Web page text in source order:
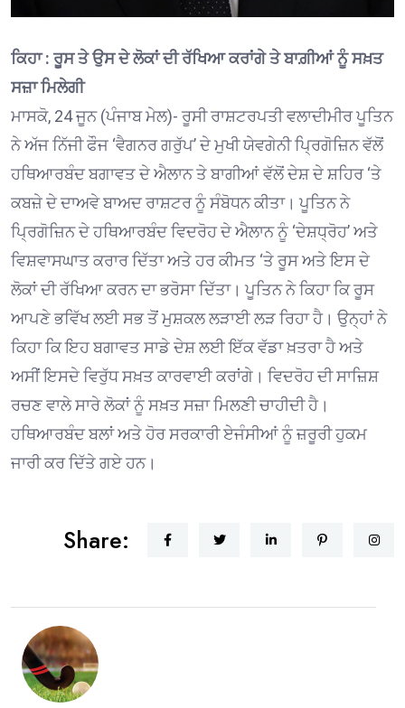
ਕਿਹਾ : ਰੂਸ ਤੇ ਉਸ ਦੇ ਲੋਕਾਂ ਦੀ ਰੱਖਿਆ ਕਰਾਂਗੇ ਤੇ ਬਾਗ਼ੀਆਂ ਨੂੰ ਸਖ਼ਤ
ਸਜ਼ਾ ਮਿਲੇਗੀ
ਮਾਸਕੋ, 24 ਜੂਨ (ਪੰਜਾਬ ਮੇਲ)- ਰੂਸੀ ਰਾਸ਼ਟਰਪਤੀ ਵਲਾਦੀਮੀਰ ਪੂਤਿਨ
ਨੇ ਅੱਜ ਨਿੱਜੀ ਫੌਜ ‘ਵੈਗਨਰ ਗਰੁੱਪ’ ਦੇ ਮੁਖੀ ਯੇਵਗੇਨੀ ਪ੍ਰਿਗੋਜ਼ਿਨ ਵੱਲੋਂ
ਹਥਿਆਰਬੰਦ ਬਗਾਵਤ ਦੇ ਐਲਾਨ ਤੇ ਬਾਗੀਆਂ ਵੱਲੋਂ ਦੇਸ਼ ਦੇ ਸ਼ਹਿਰ ‘ਤੇ
ਕਬਜ਼ੇ ਦੇ ਦਾਅਵੇ ਬਾਅਦ ਰਾਸ਼ਟਰ ਨੂੰ ਸੰਬੋਧਨ ਕੀਤਾ। ਪੂਤਿਨ ਨੇ
ਪ੍ਰਿਗੋਜ਼ਿਨ ਦੇ ਹਥਿਆਰਬੰਦ ਵਿਦਰੋਹ ਦੇ ਐਲਾਨ ਨੂੰ ‘ਦੇਸ਼ਧ੍ਰੋਹ’ ਅਤੇ
ਵਿਸ਼ਵਾਸਘਾਤ ਕਰਾਰ ਦਿੱਤਾ ਅਤੇ ਹਰ ਕੀਮਤ ‘ਤੇ ਰੂਸ ਅਤੇ ਇਸ ਦੇ
ਲੋਕਾਂ ਦੀ ਰੱਖਿਆ ਕਰਨ ਦਾ ਭਰੋਸਾ ਦਿੱਤਾ। ਪੂਤਿਨ ਨੇ ਕਿਹਾ ਕਿ ਰੂਸ
ਆਪਣੇ ਭਵਿੱਖ ਲਈ ਸਭ ਤੋਂ ਮੁਸ਼ਕਲ ਲੜਾਈ ਲੜ ਰਿਹਾ ਹੈ। ਉਨ੍ਹਾਂ ਨੇ
ਕਿਹਾ ਕਿ ਇਹ ਬਗਾਵਤ ਸਾਡੇ ਦੇਸ਼ ਲਈ ਇੱਕ ਵੱਡਾ ਖ਼ਤਰਾ ਹੈ ਅਤੇ
ਅਸੀਂ ਇਸਦੇ ਵਿਰੁੱਧ ਸਖ਼ਤ ਕਾਰਵਾਈ ਕਰਾਂਗੇ। ਵਿਦਰੋਹ ਦੀ ਸਾਜ਼ਿਸ਼
ਰਚਣ ਵਾਲੇ ਸਾਰੇ ਲੋਕਾਂ ਨੂੰ ਸਖ਼ਤ ਸਜ਼ਾ ਮਿਲਣੀ ਚਾਹੀਦੀ ਹੈ।
ਹਥਿਆਰਬੰਦ ਬਲਾਂ ਅਤੇ ਹੋਰ ਸਰਕਾਰੀ ਏਜੰਸੀਆਂ ਨੂੰ ਜ਼ਰੂਰੀ ਹੁਕਮ
ਜਾਰੀ ਕਰ ਦਿੱਤੇ ਗਏ ਹਨ।
Share: